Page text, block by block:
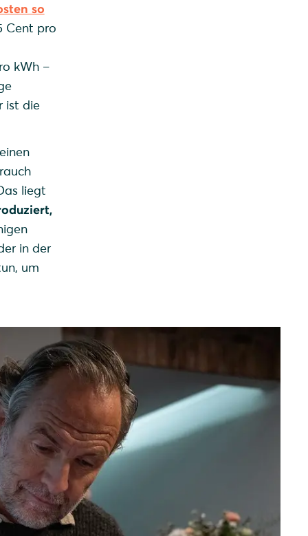
so
Cent pro
kWh –
ist die
liegt
in der
um